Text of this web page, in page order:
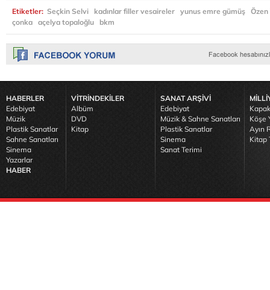
Etiketler: Seçkin Selvi kadınlar filler vesaireler yunus emre gümüş Özen
çonka açelya topaloğlu bkm
HABERLER
Edebiyat
Müzik
Plastik Sanatlar
Sahne Sanatları
Sinema
Yazarlar
HABER
VİTRİNDEKİLER
Albüm
DVD
Kitap
SANAT ARŞİVİ
Edebiyat
Müzik & Sahne Sanatları
Plastik Sanatlar
Sinema
Sanat Terimi
Köşe
Ayın
Kitap